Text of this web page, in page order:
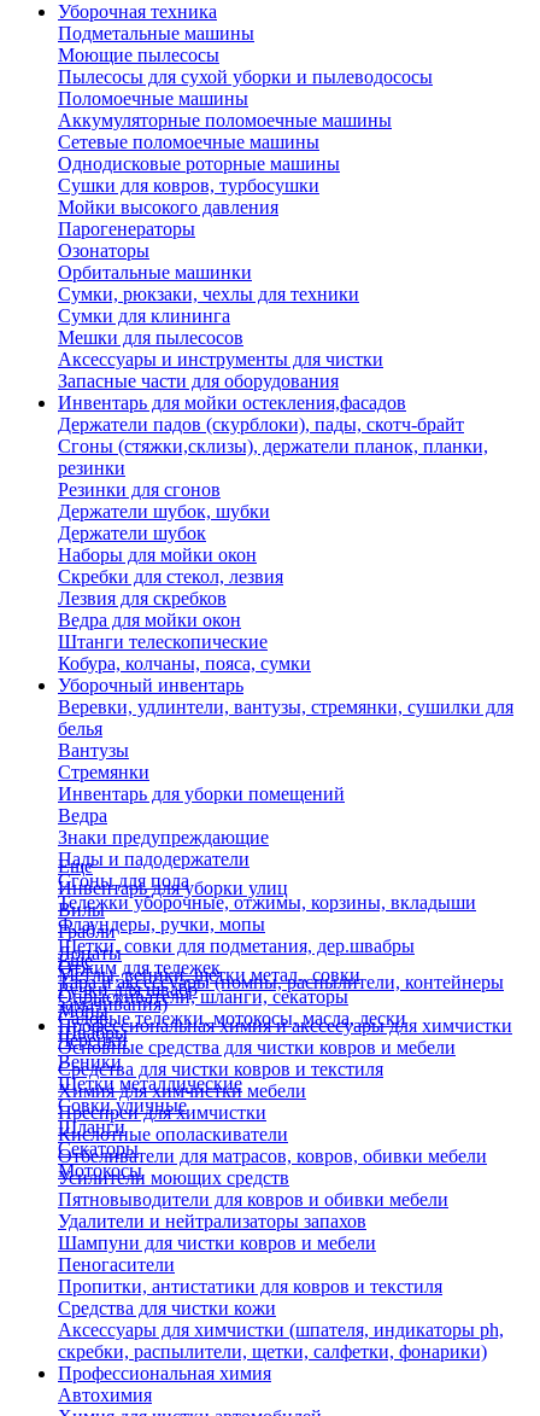
Уборочная техника
Подметальные машины
Моющие пылесосы
Пылесосы для сухой уборки и пылеводососы
Поломоечные машины
Аккумуляторные поломоечные машины
Сетевые поломоечные машины
Однодисковые роторные машины
Сушки для ковров, турбосушки
Мойки высокого давления
Парогенераторы
Озонаторы
Орбитальные машинки
Сумки, рюкзаки, чехлы для техники
Сумки для клининга
Мешки для пылесосов
Аксессуары и инструменты для чистки
Запасные части для оборудования
Инвентарь для мойки остекления,фасадов
Держатели падов (скурблоки), пады, скотч-брайт
Сгоны (стяжки,склизы), держатели планок, планки,
резинки
Резинки для сгонов
Держатели шубок, шубки
Держатели шубок
Наборы для мойки окон
Скребки для стекол, лезвия
Лезвия для скребков
Ведра для мойки окон
Штанги телескопические
Кобура, колчаны, пояса, сумки
Уборочный инвентарь
Веревки, удлинтели, вантузы, стремянки, сушилки для
белья
Вантузы
Стремянки
Инвентарь для уборки помещений
Ведра
Знаки предупреждающие
Пады и падодержатели
Сгоны для пола
Тележки уборочные, отжимы, корзины, вкладыши
Флаундеры, ручки, мопы
Щетки, совки для подметания, дер.швабры
Отжим для тележек
Ручки для швабр
Мопы
Швабры
Еще
Инвентарь для уборки улиц
Вилы
Грабли
Лопаты
Метлы, веники, щетки метал., совки
Опрыскиватели, шланги, секаторы
Садовые тележки, мотокосы, масла, лески
Черенки
Веники
Щетки металлические
Совки уличные
Шланги
Секаторы
Мотокосы
Еще
Тара и аксессуары (помпы, распылители, контейнеры
замачивания)
Профессиональная химия и акссесуары для химчистки
Основные средства для чистки ковров и мебели
Средства для чистки ковров и текстиля
Химия для химчистки мебели
Преспреи для химчистки
Кислотные ополаскиватели
Отбеливатели для матрасов, ковров, обивки мебели
Усилители моющих средств
Пятновыводители для ковров и обивки мебели
Удалители и нейтрализаторы запахов
Шампуни для чистки ковров и мебели
Пеногасители
Пропитки, антистатики для ковров и текстиля
Средства для чистки кожи
Аксессуары для химчистки (шпателя, индикаторы ph,
скребки, распылители, щетки, салфетки, фонарики)
Профессиональная химия
Автохимия